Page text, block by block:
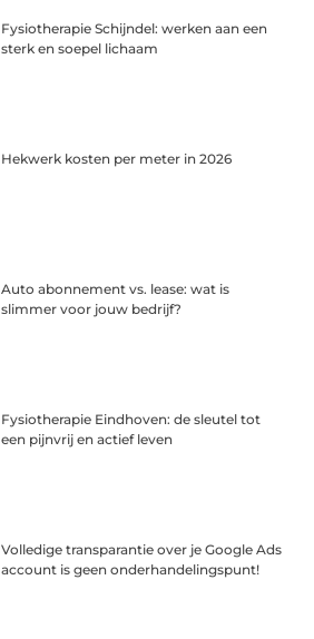
Fysiotherapie Schijndel: werken aan een
sterk en soepel lichaam
Hekwerk kosten per meter in 2026
Auto abonnement vs. lease: wat is
slimmer voor jouw bedrijf?
Fysiotherapie Eindhoven: de sleutel tot
een pijnvrij en actief leven
Volledige transparantie over je Google Ads
account is geen onderhandelingspunt!